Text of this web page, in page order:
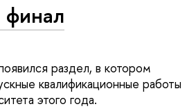
раздел, в котором
квалификационные работы
этого года.